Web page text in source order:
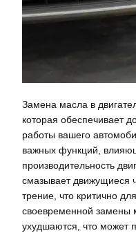
Замена масла в
которая обеспечивает
работы вашего
важных функций,
производительность
смазывает движущиеся
трение, что критично
своевременной замены
ухудшаются, что может